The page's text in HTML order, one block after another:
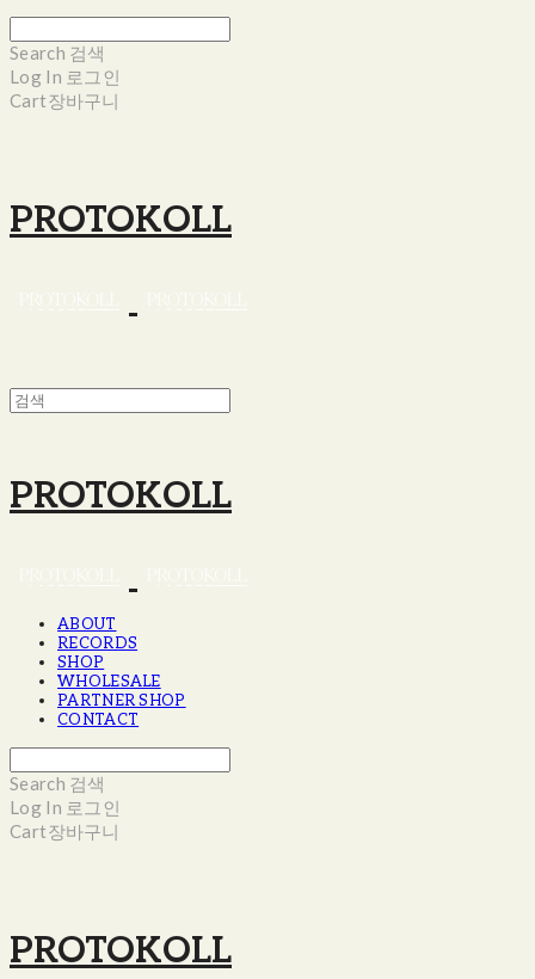
Search 검색
Log In 로그인
Cart장바구니
PROTOKOLL
PROTOKOLL
ABOUT
RECORDS
SHOP
WHOLESALE
PARTNER SHOP
CONTACT
Search 검색
Log In 로그인
Cart장바구니
PROTOKOLL